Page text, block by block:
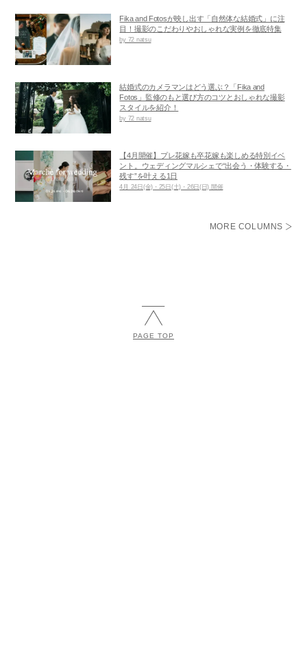
Fika and Fotosが映し出す「自然体な結婚式」に注
目！撮影のこだわりやおしゃれな実例を徹底特集
by 72 natsu
結婚式のカメラマンはどう選ぶ？「Fika and
Fotos」監修のもと選び方のコツとおしゃれな撮影
スタイルを紹介！
by 72 natsu
【4月開催】プレ花嫁も卒花嫁も楽しめる特別イベ
ント。ウェディングマルシェで“出会う・体験する・
残す”を叶える1日
4月 24日(金)・25日(土)・26日(日) 開催
MORE COLUMNS
PAGE TOP